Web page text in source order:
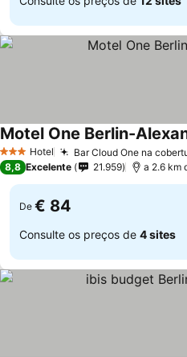
3 EstrelasHotel Bar Cloud One na
Motel One Berlin-
8,8 Excelente 21.959 a 2.6 km
De € 84
Consulte os preços de 4 sites